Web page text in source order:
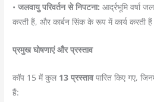
•जलवायु परिवर्तन से निपटना: आर्द्रभूमि वर्षा
करती हैं, और कार्बन सिंक के रूप में कार्य करती
प्रमुख घोषणाएं और प्रस्ताव
कॉप 15 में कुल 13 प्रस्तावपारित किए गए,
हैं: